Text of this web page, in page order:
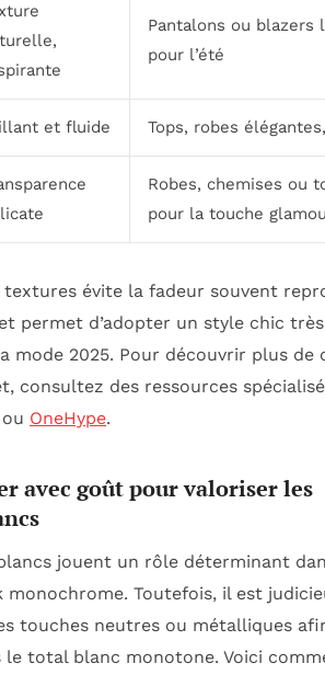
Pantalons ou blazers
pour l’été
et fluide Tops, robes
Robes, chemises ou
pour la touche
textures évite la fadeur souvent
permet d’adopter un style chic très
mode 2025. Pour découvrir plus de
consultez des ressources
ou OneHype.
avec goût pour valoriser les
jouent un rôle déterminant
monochrome. Toutefois, il est
touches neutres ou métalliques
le total blanc monotone. Voici